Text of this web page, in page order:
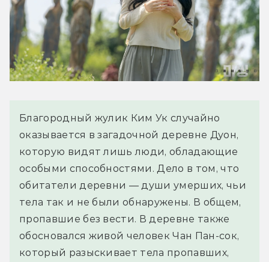
Благородный жулик Ким Ук случайно
оказывается в загадочной деревне Дуон,
которую видят лишь люди, обладающие
особыми способностями. Дело в том, что
обитатели деревни — души умерших, чьи
тела так и не были обнаружены. В общем,
пропавшие без вести. В деревне также
обосновался живой человек Чан Пан-сок,
который разыскивает тела пропавших,